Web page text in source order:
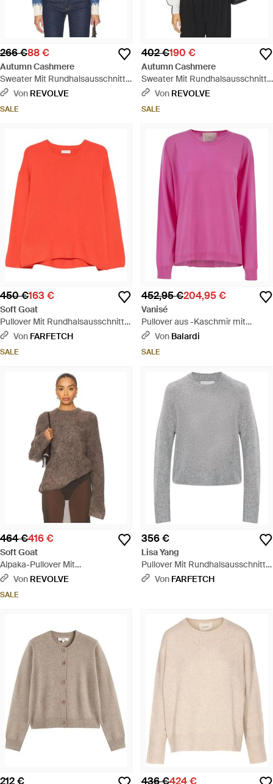
266 €88 €
Autumn Cashmere
Sweater Mit Rundhalsausschnitt -
BlauVon REVOLVE
SALE
402 €190 €
Autumn Cashmere
Sweater Mit Rundhalsausschnitt -
WeißVon REVOLVE
SALE
450 €163 €
Soft Goat
Pullover Mit Rundhalsausschnitt -
RotVon FARFETCH
SALE
452,95 €204,95 €
Vanisé
Pullover aus -Kaschmir mit
Rundhalsausschnitt und
Von Balardi
SALE
464 €416 €
Soft Goat
Alpaka-Pullover Mit
Rundhalsausschnitt - Braun
Von REVOLVE
SALE
356 €
Lisa Yang
Pullover Mit Rundhalsausschnitt -
GrauVon FARFETCH
212 € 436 €424 €